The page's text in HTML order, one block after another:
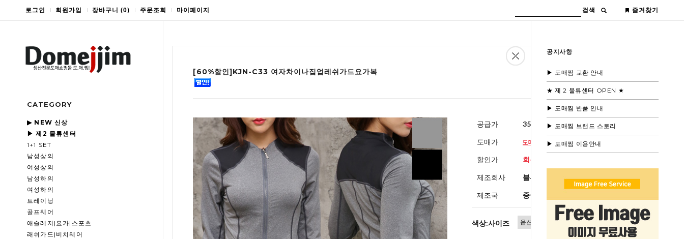
로그인 회원가입 장바구니 (0) 주문조회 마이페이지 검색 즐겨찾기
CATEGORY
▶ NEW 신상
▶ 제2 물류센터
1+1 SET
남성상의
여성상의
남성하의
여성하의
트레이닝
골프웨어
애슬레저|요가|스포츠
래쉬가드|비치웨어
공지사항
▶ 도매찜 교환 안내
★ 제 2 물류센터 OPEN ★
▶ 도매찜 반품 안내
▶ 도매찜 브랜드 스토리
▶ 도매찜 이용안내
[60%할인]KJN-C33 여자차이나집업레쉬가드요가복
공급가 35,600원(부가세별도)
도매가
할인가 회원공개
제조회사 블루모드
제조국 중국
색상:사이즈